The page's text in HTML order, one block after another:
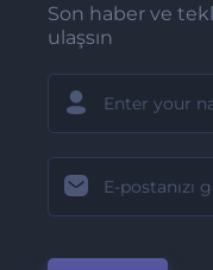
Son haber ve
ulaşsın